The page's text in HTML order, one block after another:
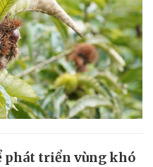
phát triển vùng khó